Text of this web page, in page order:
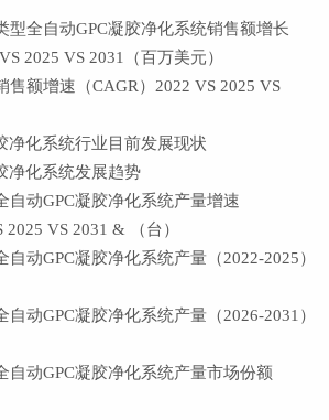
全自动GPC凝胶净化系统销售额增长
2025 VS 2031（百万美元）
额增速（CAGR）2022 VS 2025 VS
化系统行业目前发展现状
净化系统发展趋势
动GPC凝胶净化系统产量增速
2025 VS 2031 & （台）
动GPC凝胶净化系统产量（2022-2025）
动GPC凝胶净化系统产量（2026-2031）
动GPC凝胶净化系统产量市场份额